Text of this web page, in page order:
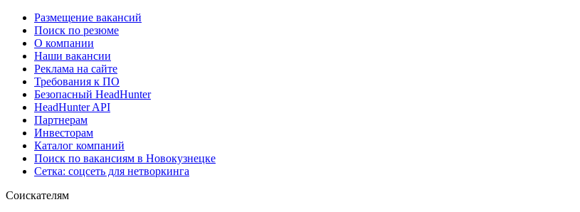
Размещение вакансий
Поиск по резюме
О компании
Наши вакансии
Реклама на сайте
Требования к ПО
Безопасный HeadHunter
HeadHunter API
Партнерам
Инвесторам
Каталог компаний
Поиск по вакансиям в Новокузнецке
Сетка: соцсеть для нетворкинга
Соискателям